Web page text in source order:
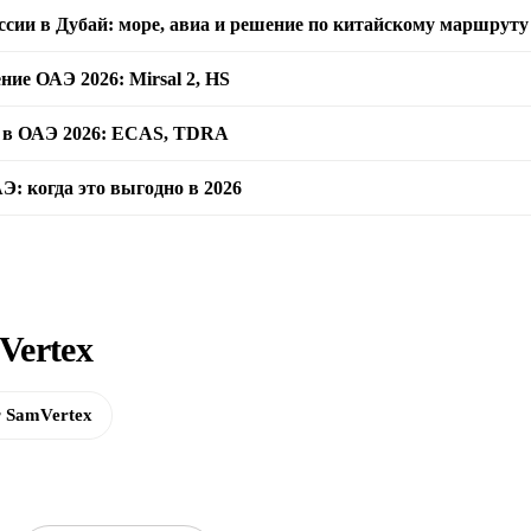
в Дубай: море, авиа и решение по китайскому маршруту
ОАЭ 2026: Mirsal 2, HS
ОАЭ 2026: ECAS, TDRA
когда это выгодно в 2026
SamVertex